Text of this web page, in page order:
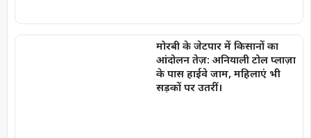
मोरबी के जेटपार में किसानों का
आंदोलन तेज़: अनियाली टोल प्लाज़ा
के पास हाईवे जाम, महिलाएं भी
सड़कों पर उतरीं।